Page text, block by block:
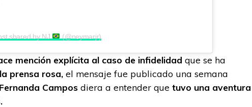
shared by NJ (@neymarjr)
mención explícita al caso de infidelidad que se ha
prensa rosa, el mensaje fue publicado una semana
Fernanda Campos diera a entender que tuvo una aventura